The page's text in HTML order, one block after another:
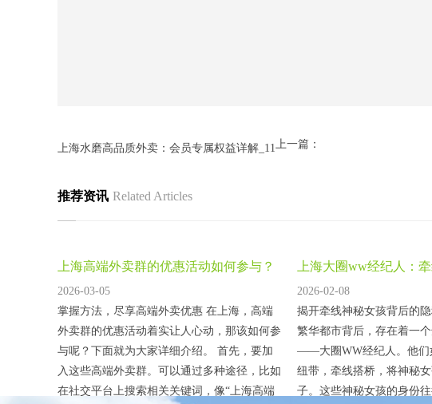
上一篇：
上海水磨高品质外卖：会员专属权益详解_11
推荐资讯 Related Articles
上海高端外卖群的优惠活动如何参与？
2026-03-05
掌握方法，尽享高端外卖优惠 在上海，高端
外卖群的优惠活动着实让人心动，那该如何参
与呢？下面就为大家详细介绍。 首先，要加
入这些高端外卖群。可以通过多种途径，比如
在社交平台上搜索相关关键词，像“上海高端
上海大圈ww经纪人：
后
2026-02-08
揭开牵线神秘女孩背后的
繁华都市背后，存在着一
——大圈WW经纪人。他们
纽带，牵线搭桥，将神秘
子。这些神秘女孩的身份